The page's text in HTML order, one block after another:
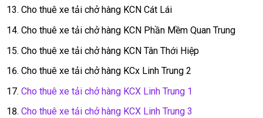
Cho thuê xe tải chở hàng KCN Cát Lái
Cho thuê xe tải chở hàng KCN Phần Mềm Quan Trung
Cho thuê xe tải chở hàng KCN Tân Thới Hiệp
Cho thuê xe tải chở hàng KCx Linh Trung 2
Cho thuê xe tải chở hàng KCX Linh Trung 1
Cho thuê xe tải chở hàng KCX Linh Trung 3